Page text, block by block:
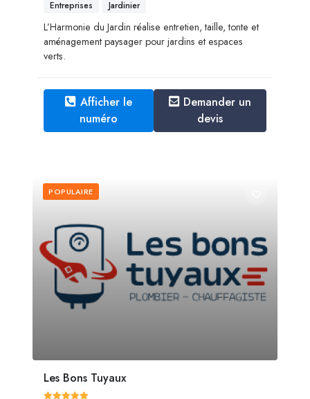
Entreprises Jardinier
L’Harmonie du Jardin réalise entretien, taille, tonte et
aménagement paysager pour jardins et espaces
verts.
Afficher le
numéro
Demander un
devis
POPULAIRE
Les Bons Tuyaux